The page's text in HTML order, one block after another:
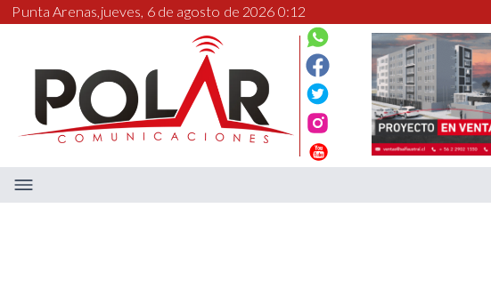
Punta Arenas,jueves, 6 de agosto de 2026 0:12